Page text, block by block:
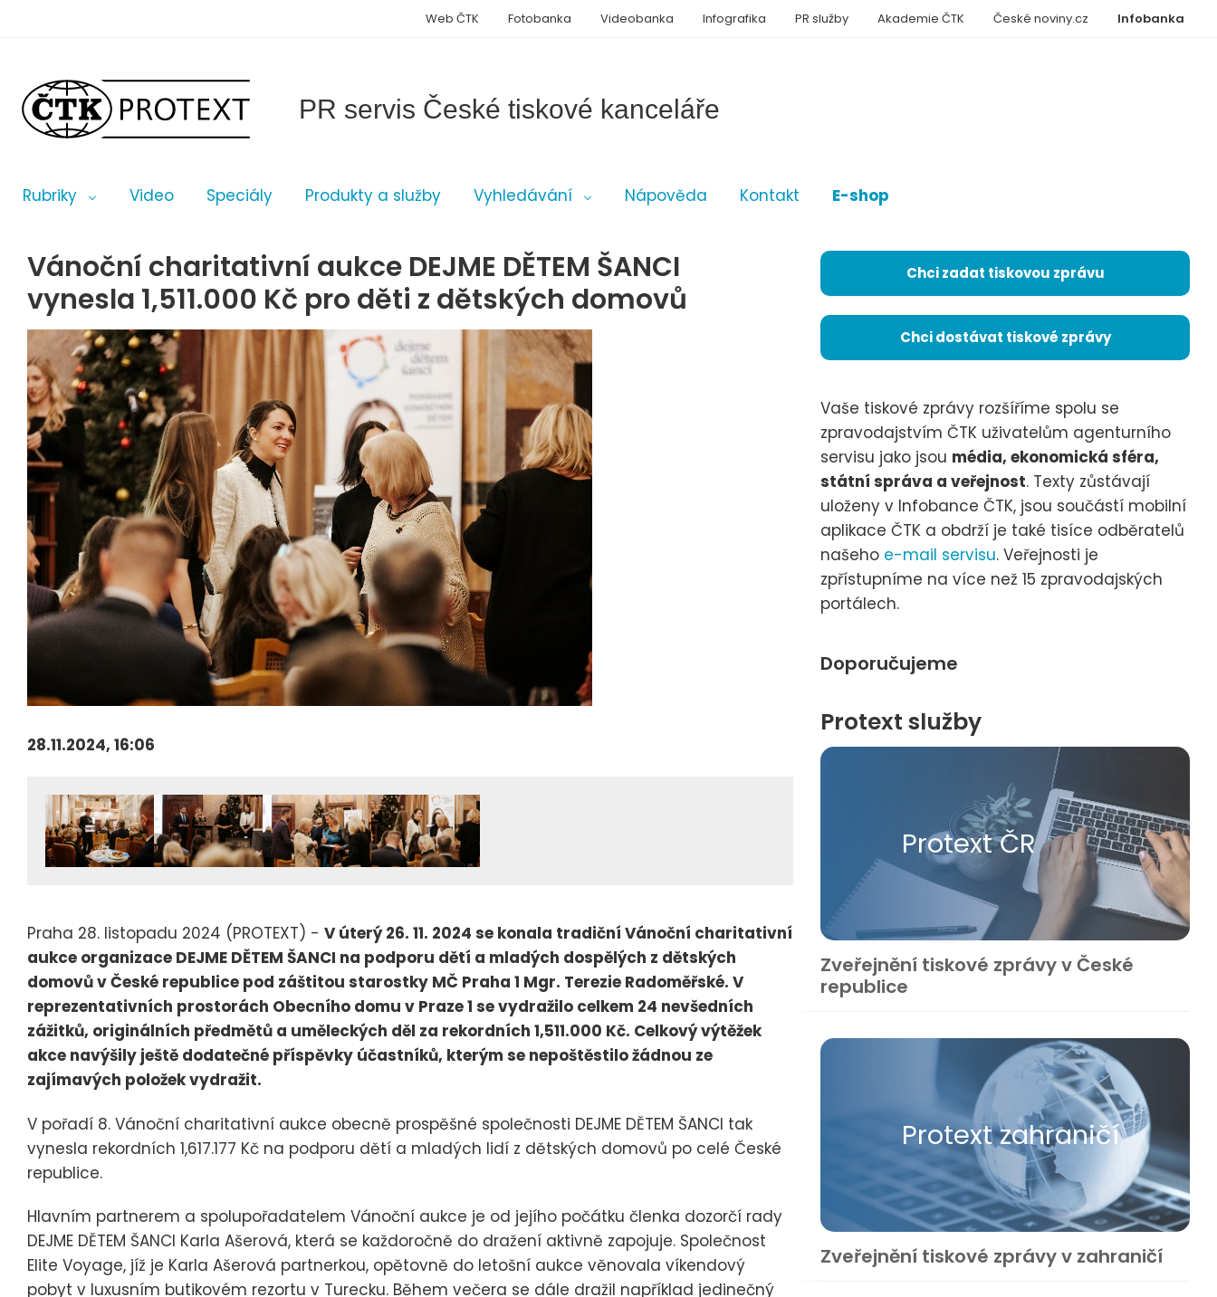
PR servis České tiskové kanceláře
Rubriky Video Speciály Produkty a služby Vyhledávání Nápověda Kontakt E-shop
Infobanka
Web ČTK Fotobanka Videobanka Infografika PR služby Akademie ČTK České noviny.cz
Vánoční charitativní aukce DEJME DĚTEM ŠANCI
vynesla 1,511.000 Kč pro děti z dětských domovů
28.11.2024, 16:06
Praha 28. listopadu 2024 (PROTEXT) - V úterý 26. 11. 2024 se konala tradiční Vánoční charitativní
aukce organizace DEJME DĚTEM ŠANCI na podporu dětí a mladých dospělých z dětských
domovů v České republice pod záštitou starostky MČ Praha 1 Mgr. Terezie Radoměřské. V
reprezentativních prostorách Obecního domu v Praze 1 se vydražilo celkem 24 nevšedních
zážitků, originálních předmětů a uměleckých děl za rekordních 1,511.000 Kč. Celkový výtěžek
akce navýšily ještě dodatečné příspěvky účastníků, kterým se nepoštěstilo žádnou ze
zajímavých položek vydražit.
V pořadí 8. Vánoční charitativní aukce obecně prospěšné společnosti DEJME DĚTEM ŠANCI tak
vynesla rekordních 1,617.177 Kč na podporu dětí a mladých lidí z dětských domovů po celé České
republice.
Hlavním partnerem a spolupořadatelem Vánoční aukce je od jejího počátku členka dozorčí rady
DEJME DĚTEM ŠANCI Karla Ašerová, která se každoročně do dražení aktivně zapojuje. Společnost
Elite Voyage, jíž je Karla Ašerová partnerkou, opětovně do letošní aukce věnovala víkendový
pobyt v luxusním butikovém rezortu v Turecku. Během večera se dále dražil například jedinečný
Chci zadat tiskovou zprávu
Chci dostávat tiskové zprávy
Vaše tiskové zprávy rozšíříme spolu se
zpravodajstvím ČTK uživatelům agenturního
servisu jako jsou média, ekonomická sféra,
státní správa a veřejnost. Texty zůstávají
uloženy v Infobance ČTK, jsou součástí mobilní
aplikace ČTK a obdrží je také tisíce odběratelů
našeho e-mail servisu. Veřejnosti je
zpřístupníme na více než 15 zpravodajských
portálech.
Doporučujeme
Protext služby
Protext ČR
Zveřejnění tiskové zprávy v České
republice
Protext zahraničí
Zveřejnění tiskové zprávy v zahraničí